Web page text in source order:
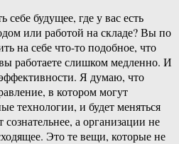
будущее, где у вас есть
или работой на складе? Вы по
на себе что-то подобное, что
работаете слишком медленно. И
Я думаю, что
в котором могут
технологии, и будет меняться
а организации не
Это те вещи, которые не